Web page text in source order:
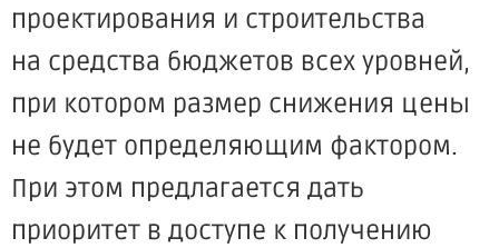
проектирования и строительства
на средства бюджетов всех уровней,
при котором размер снижения цены
не будет определяющим фактором.
При этом предлагается дать
приоритет в доступе к получению